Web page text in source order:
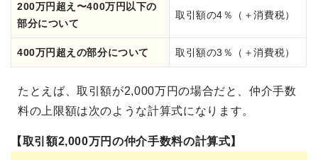
200万円超え〜400万円以下の
部分について
取引額の4％（＋消費税）
400万円超えの部分について 取引額の3％（＋消費税）
たとえば、取引額が2,000万円の場合だと、仲介手数
料の上限額は次のような計算式になります。
【取引額2,000万円の仲介手数料の計算式】